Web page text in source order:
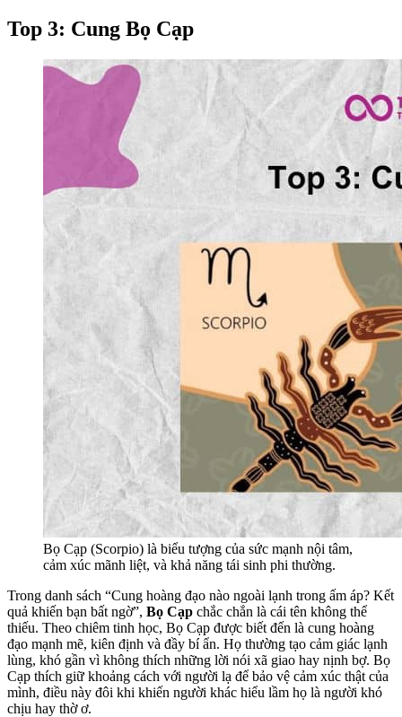
Top 3: Cung Bọ Cạp
Bọ Cạp (Scorpio) là biểu tượng của sức mạnh nội tâm,
cảm xúc mãnh liệt, và khả năng tái sinh phi thường.
Trong danh sách “Cung hoàng đạo nào ngoài lạnh trong ấm áp? Kết
quả khiến bạn bất ngờ”, Bọ Cạp chắc chắn là cái tên không thể
thiếu. Theo chiêm tinh học, Bọ Cạp được biết đến là cung hoàng
đạo mạnh mẽ, kiên định và đầy bí ẩn. Họ thường tạo cảm giác lạnh
lùng, khó gần vì không thích những lời nói xã giao hay nịnh bợ. Bọ
Cạp thích giữ khoảng cách với người lạ để bảo vệ cảm xúc thật của
mình, điều này đôi khi khiến người khác hiểu lầm họ là người khó
chịu hay thờ ơ.